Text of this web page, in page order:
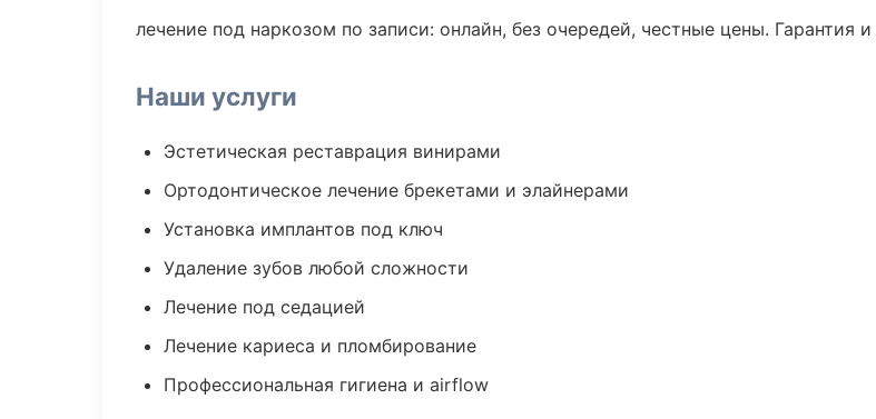
лечение под наркозом по записи: онлайн, без очередей, честные цены. Гарантия
Наши услуги
Эстетическая реставрация винирами
Ортодонтическое лечение брекетами и элайнерами
Установка имплантов под ключ
Удаление зубов любой сложности
Лечение под седацией
Лечение кариеса и пломбирование
Профессиональная гигиена и airflow